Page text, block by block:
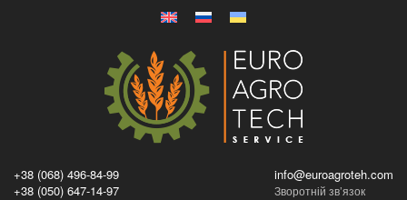
+38 (068) 496-84-99
+38 (050) 647-14-97
info@euroagroteh.com
Зворотній зв’язок